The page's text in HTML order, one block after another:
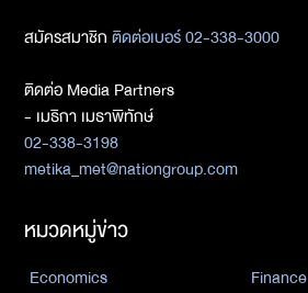
สมัครสมาชิกติดต่อเบอร์ 02-338-3000
ติดต่อ Media Partners
- เมธิกา เมธาพิทักษ์
02-338-3198
metika_met@nationgroup.com
หมวดหมู่ข่าว
Economics
Finance